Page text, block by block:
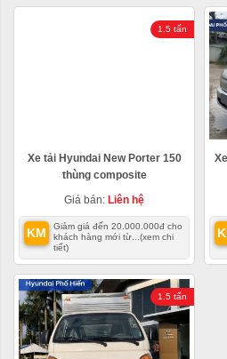
1.5 tấn
Xe tải Hyundai New Porter 150
thùng composite
Giá bán: Liên hệ
KM
Giảm giá đến 20.000.000đ cho
khách hàng mới từ... (xem chi
tiết)
1.5 tấn